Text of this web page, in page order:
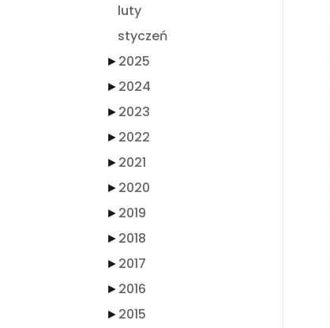
luty
styczeń
►2025
►2024
►2023
►2022
►2021
►2020
►2019
►2018
►2017
►2016
►2015